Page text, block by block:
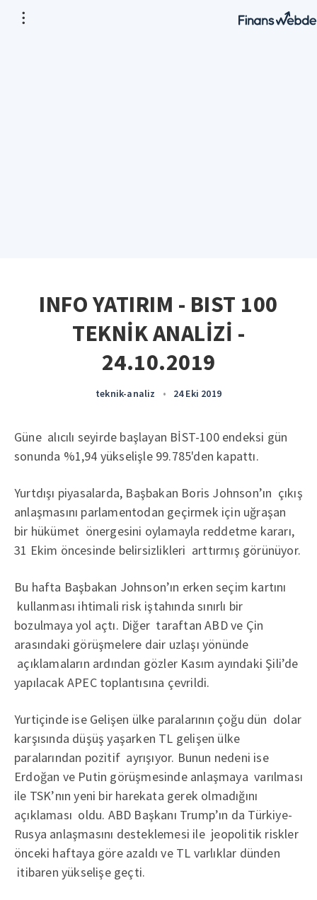
INFO YATIRIM - BIST 100
TEKNİK ANALİZİ -
24.10.2019
teknik-analiz • 24 Eki 2019
Güne alıcılı seyirde başlayan BİST-100 endeksi gün
sonunda %1,94 yükselişle 99.785'den kapattı.
Yurtdışı piyasalarda, Başbakan Boris Johnson’ın çıkış
anlaşmasını parlamentodan geçirmek için uğraşan
bir hükümet önergesini oylamayla reddetme kararı,
31 Ekim öncesinde belirsizlikleri arttırmış görünüyor.
Bu hafta Başbakan Johnson’ın erken seçim kartını
kullanması ihtimali risk iştahında sınırlı bir
bozulmaya yol açtı. Diğer taraftan ABD ve Çin
arasındaki görüşmelere dair uzlaşı yönünde
açıklamaların ardından gözler Kasım ayındaki Şili’de
yapılacak APEC toplantısına çevrildi.
Yurtiçinde ise Gelişen ülke paralarının çoğu dün dolar
karşısında düşüş yaşarken TL gelişen ülke
paralarından pozitif ayrışıyor. Bunun nedeni ise
Erdoğan ve Putin görüşmesinde anlaşmaya varılması
ile TSK’nın yeni bir harekata gerek olmadığını
açıklaması oldu. ABD Başkanı Trump’ın da Türkiye-
Rusya anlaşmasını desteklemesi ile jeopolitik riskler
önceki haftaya göre azaldı ve TL varlıklar dünden
itibaren yükselişe geçti.